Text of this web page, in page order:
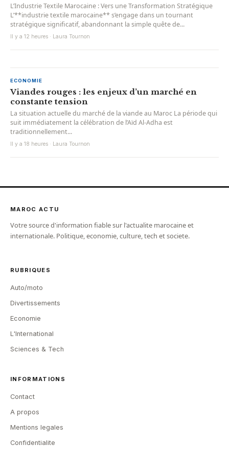
L’Industrie Textile Marocaine : Vers une Transformation Stratégique
L’**industrie textile marocaine** s’engage dans un tournant
stratégique significatif, abandonnant la simple quête de...
Il y a 12 heures · Laura Tournon
ECONOMIE
Viandes rouges : les enjeux d’un marché en
constante tension
La situation actuelle du marché de la viande au Maroc La période qui
suit immédiatement la célébration de l’Aïd Al-Adha est
traditionnellement...
Il y a 18 heures · Laura Tournon
MAROC ACTU
Votre source d'information fiable sur l'actualite marocaine et
internationale. Politique, economie, culture, tech et societe.
RUBRIQUES
Auto/moto
Divertissements
Economie
L'International
Sciences & Tech
INFORMATIONS
Contact
A propos
Mentions legales
Confidentialite